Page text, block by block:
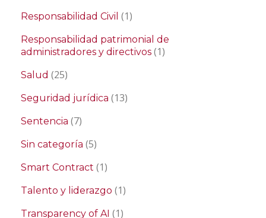
Responsabilidad Civil (1)
Responsabilidad patrimonial de
administradores y directivos (1)
Salud (25)
Seguridad jurídica (13)
Sentencia (7)
Sin categoría (5)
Smart Contract (1)
Talento y liderazgo (1)
Transparency of AI (1)